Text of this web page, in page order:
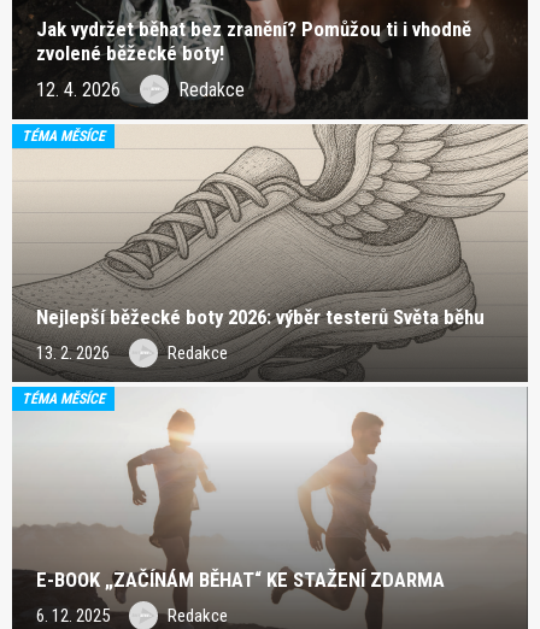
Jak vydržet běhat bez zranění? Pomůžou ti i vhodně
zvolené běžecké boty!
12. 4. 2026 Redakce
TÉMA MĚSÍCE
Nejlepší běžecké boty 2026: výběr testerů Světa běhu
13. 2. 2026 Redakce
TÉMA MĚSÍCE
E-BOOK „ZAČÍNÁM BĚHAT“ KE STAŽENÍ ZDARMA
6. 12. 2025 Redakce